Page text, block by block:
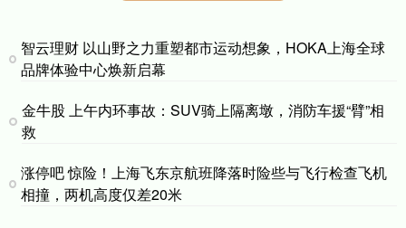
智云理财 以山野之力重塑都市运动想象，HOKA上海全球
品牌体验中心焕新启幕
金牛股 上午内环事故：SUV骑上隔离墩，消防车援“臂”相
救
涨停吧 惊险！上海飞东京航班降落时险些与飞行检查飞机
相撞，两机高度仅差20米